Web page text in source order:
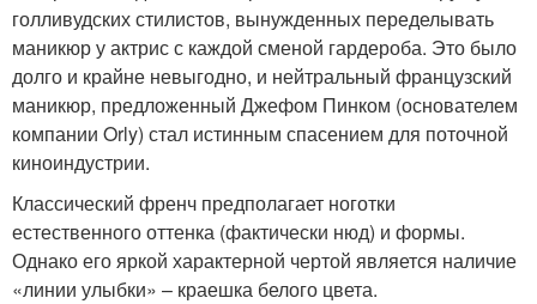
голливудских стилистов, вынужденных переделывать
маникюр у актрис с каждой сменой гардероба. Это было
долго и крайне невыгодно, и нейтральный французский
маникюр, предложенный Джефом Пинком (основателем
компании Orly) стал истинным спасением для поточной
киноиндустрии.
Классический френч предполагает ноготки
естественного оттенка (фактически нюд) и формы.
Однако его яркой характерной чертой является наличие
«линии улыбки» – краешка белого цвета.